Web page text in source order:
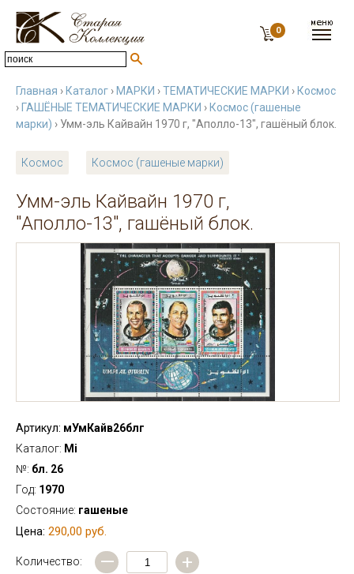
0
Главная › Каталог › МАРКИ ›ТЕМАТИЧЕСКИЕ МАРКИ › Космос
› ГАШЁНЫЕ ТЕМАТИЧЕСКИЕ МАРКИ › Космос (гашеные
марки) › Умм-эль Кайвайн 1970 г, "Аполло-13", гашёный блок.
Космос Космос (гашеные марки)
Умм-эль Кайвайн 1970 г,
"Аполло-13", гашёный блок.
Артикул: мУмКайв26блг
Каталог: Mi
№: бл. 26
Год: 1970
Состояние: гашеные
Цена: 290,00 руб.
Количество:
— +